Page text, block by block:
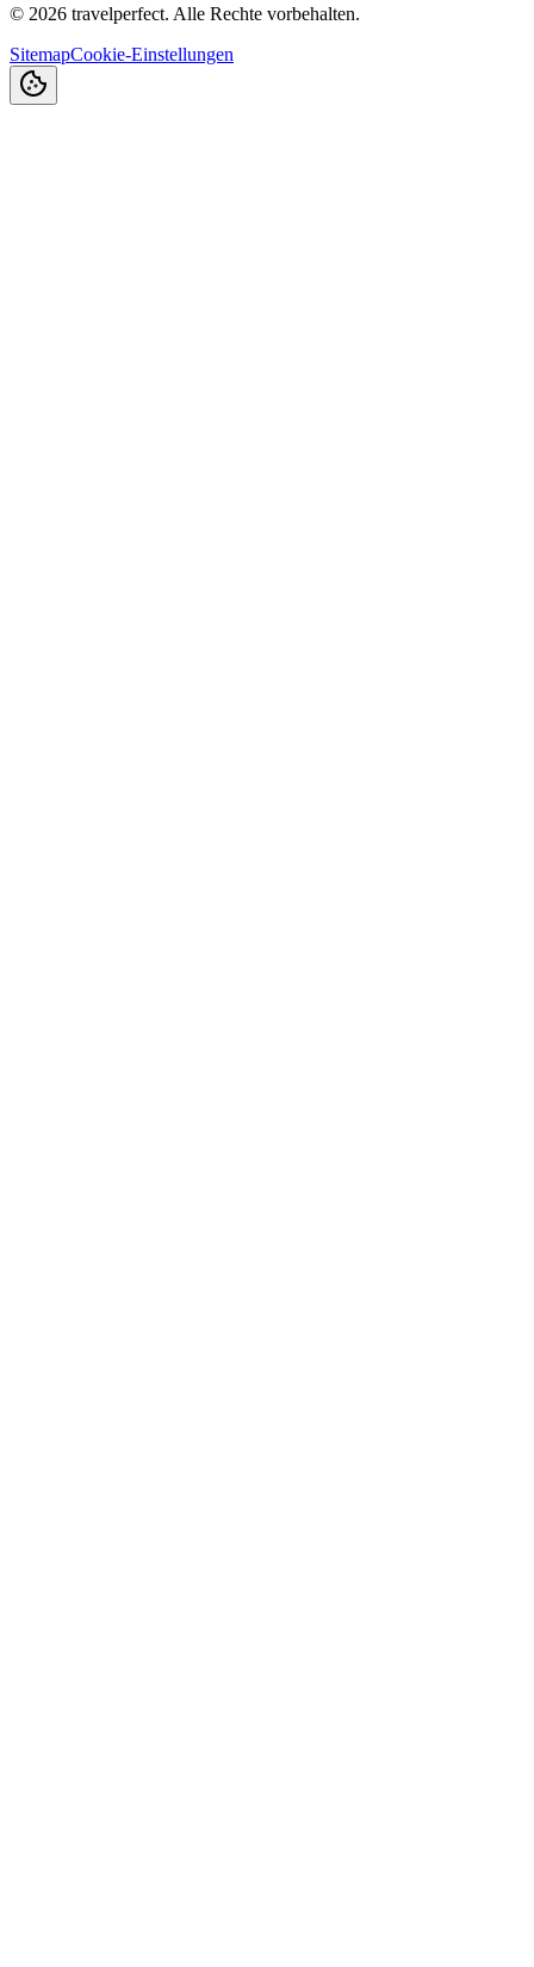
© 2026 travelperfect. Alle Rechte vorbehalten.
SitemapCookie-Einstellungen